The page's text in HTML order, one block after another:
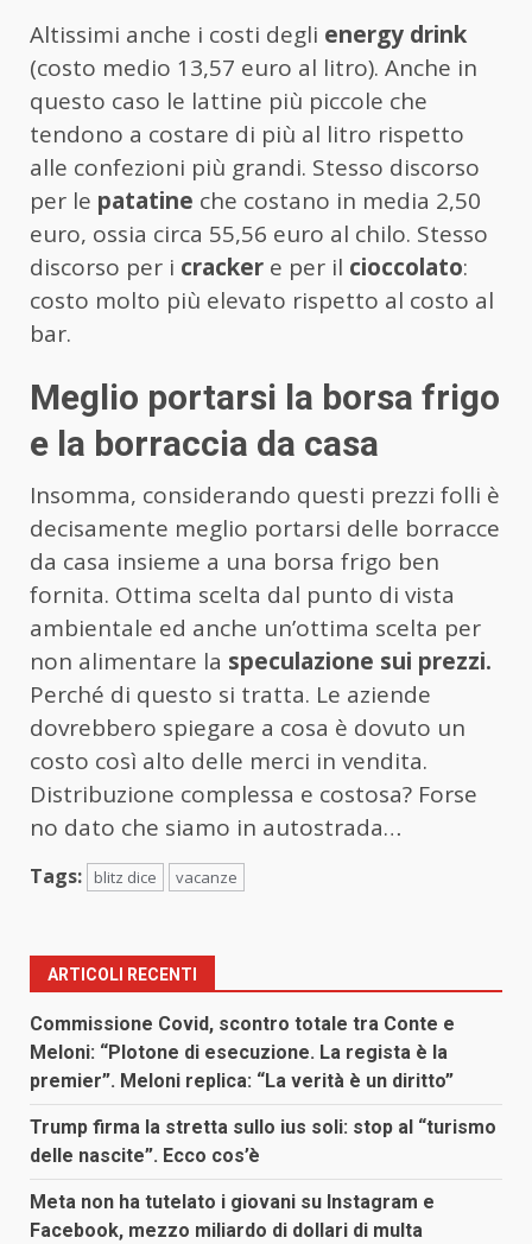
Altissimi anche i costi degli energy drink
(costo medio 13,57 euro al litro). Anche in
questo caso le lattine più piccole che
tendono a costare di più al litro rispetto
alle confezioni più grandi. Stesso discorso
per le patatine che costano in media 2,50
euro, ossia circa 55,56 euro al chilo. Stesso
discorso per i cracker e per il cioccolato:
costo molto più elevato rispetto al costo al
bar.
Meglio portarsi la borsa frigo
e la borraccia da casa
Insomma, considerando questi prezzi folli è
decisamente meglio portarsi delle borracce
da casa insieme a una borsa frigo ben
fornita. Ottima scelta dal punto di vista
ambientale ed anche un’ottima scelta per
non alimentare la speculazione sui prezzi.
Perché di questo si tratta. Le aziende
dovrebbero spiegare a cosa è dovuto un
costo così alto delle merci in vendita.
Distribuzione complessa e costosa? Forse
no dato che siamo in autostrada…
Tags: blitz dice vacanze
ARTICOLI RECENTI
Commissione Covid, scontro totale tra Conte e
Meloni: “Plotone di esecuzione. La regista è la
premier”. Meloni replica: “La verità è un diritto”
Trump firma la stretta sullo ius soli: stop al “turismo
delle nascite”. Ecco cos’è
Meta non ha tutelato i giovani su Instagram e
Facebook, mezzo miliardo di dollari di multa